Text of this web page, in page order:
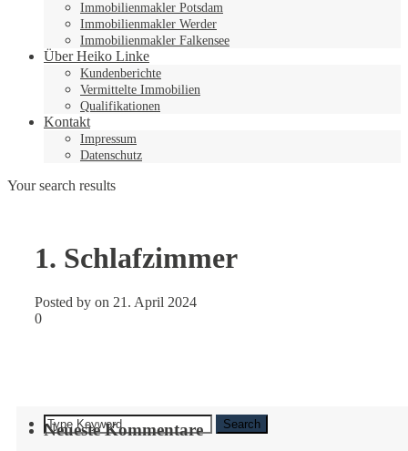
Immobilienmakler Potsdam
Immobilienmakler Werder
Immobilienmakler Falkensee
Über Heiko Linke
Kundenberichte
Vermittelte Immobilien
Qualifikationen
Kontakt
Impressum
Datenschutz
Your search results
1. Schlafzimmer
Posted by on 21. April 2024
0
Search
Neueste Kommentare